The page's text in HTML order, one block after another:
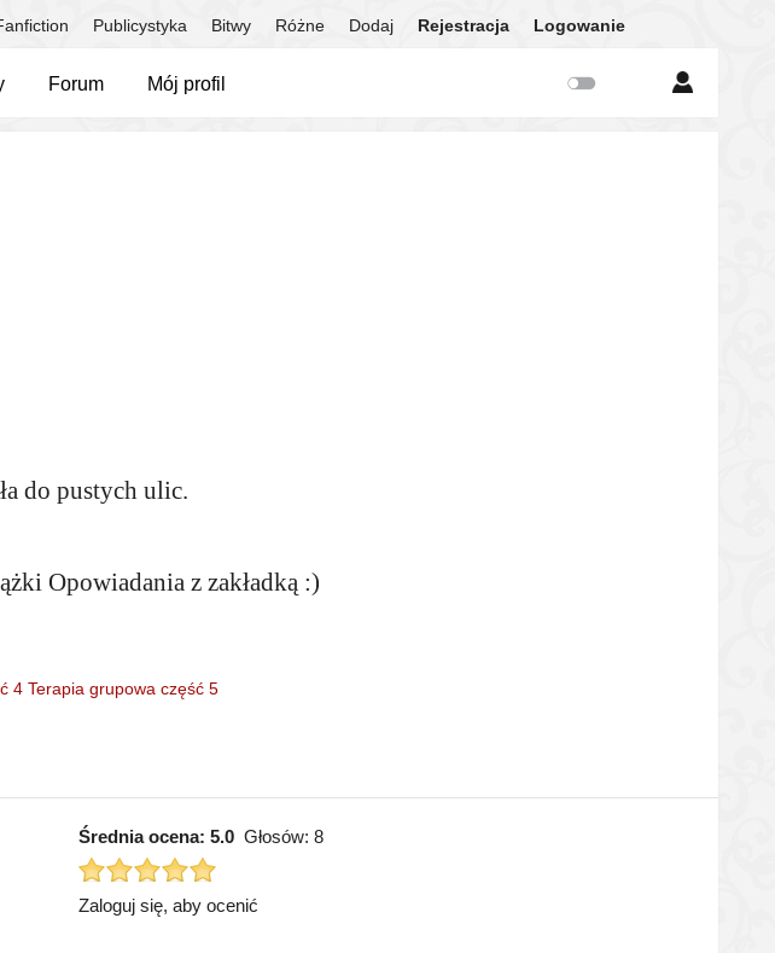
Publicystyka Bitwy Różne Dodaj Rejestracja Logowanie
Forum Mój profil
do pustych ulic.
Opowiadania z zakładką :)
4 Terapia grupowa część 5
Średnia ocena: 5.0 Głosów: 8
Zaloguj się, aby ocenić